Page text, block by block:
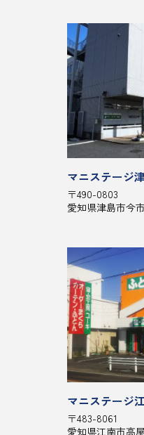
マニステージ
〒490-0803
愛知県津島市今
マニステージ
〒483-8061
愛知県江南市高